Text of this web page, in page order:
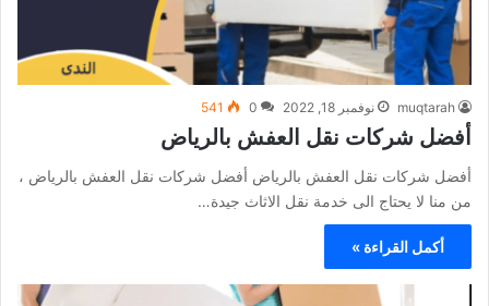
muqtarah نوفمبر 18, 2022 0
541
أفضل شركات نقل العفش بالرياض
أفضل شركات نقل العفش بالرياض أفضل شركات نقل العفش بالرياض ،
من منا لا يحتاج الى خدمة نقل الاثاث جيدة…
أكمل القراءة »